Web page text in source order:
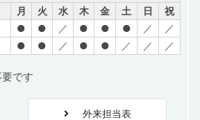
月 火 水 木 金 土 日
祝
● ● ／ ● ● ● ／
／
● ● ／ ● ● ／ ／ ／
です
外来担当表